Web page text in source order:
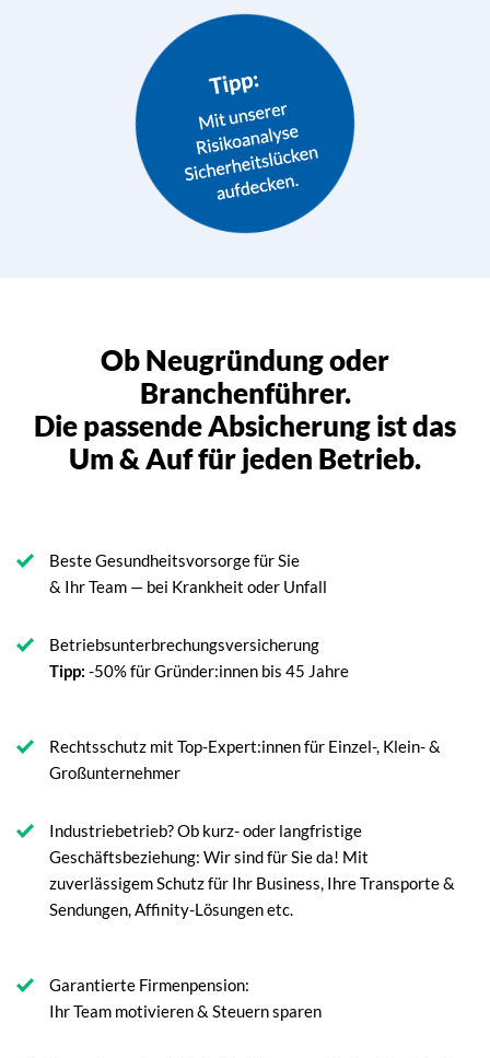
Ob Neugründung oder
Branchenführer.
Die passende Absicherung ist das
Um & Auf für jeden Betrieb.
Beste Gesundheitsvorsorge für Sie
& Ihr Team — bei Krankheit oder Unfall
Betriebsunterbrechungsversicherung
Tipp: -50% für Gründer:innen bis 45 Jahre
Rechtsschutz mit Top-Expert:innen für Einzel-, Klein- &
Großunternehmer
Industriebetrieb? Ob kurz- oder langfristige
Geschäftsbeziehung: Wir sind für Sie da! Mit
zuverlässigem Schutz für Ihr Business, Ihre Transporte &
Sendungen, Affinity-Lösungen etc.
Garantierte Firmenpension:
Ihr Team motivieren & Steuern sparen